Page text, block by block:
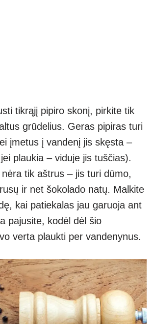
tikrąjį pipiro skonį, pirkite tik
grūdelius. Geras pipiras turi
įmetus į vandenį jis skęsta –
plaukia – viduje jis tuščias).
tik aštrus – jis turi dūmo,
ir net šokolado natų. Malkite
kai patiekalas jau garuoja ant
pajusite, kodėl dėl šio
verta plaukti per vandenynus.